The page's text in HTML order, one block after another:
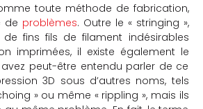
toute méthode de fabrication,
de problèmes. Outre le « stringing »,
fins fils de filament indésirables
imprimées, il existe également le
avez peut-être entendu parler de ce
3D sous d’autres noms, tels
» ou même « rippling », mais ils